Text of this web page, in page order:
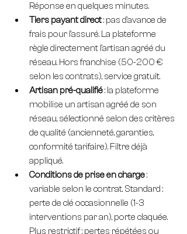
Réponse en quelques minutes.
Tiers payant direct : pas d'avance de
frais pour l'assuré. La plateforme
règle directement l'artisan agréé du
réseau. Hors franchise (50-200 €
selon les contrats), service gratuit.
Artisan pré-qualifié : la plateforme
mobilise un artisan agréé de son
réseau, sélectionné selon des critères
de qualité (ancienneté, garanties,
conformité tarifaire). Filtre déjà
appliqué.
Conditions de prise en charge :
variable selon le contrat. Standard :
perte de clé occasionnelle (1-3
interventions par an), porte claquée.
Plus restrictif : pertes répétées ou